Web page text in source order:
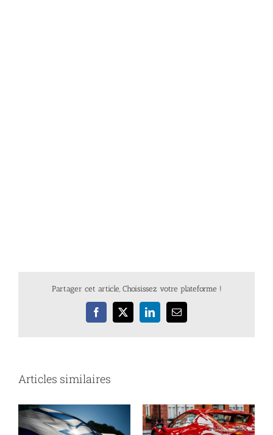
Partager cet article, Choisissez votre plateforme !
Facebook
X LinkedInEmail
Articles similaires